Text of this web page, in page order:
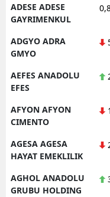
ADESE ADESE
GAYRIMENKUL
ADGYO ADRA
GMYO
AEFES ANADOLU
EFES
AFYON AFYON
CIMENTO
AGESA AGESA
HAYAT EMEKLILIK
AGHOL ANADOLU
GRUBU HOLDING